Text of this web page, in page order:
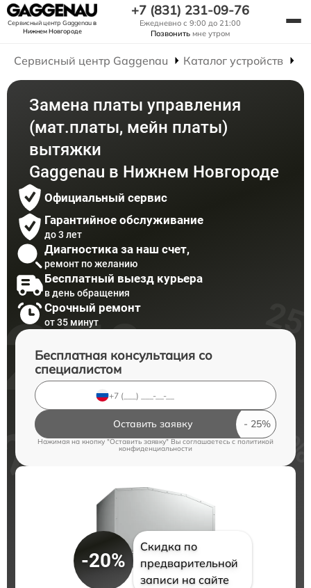
Сервисный центр Gaggenauв
Нижнем Новгороде
+7 (831) 231-09-76
Ежедневно с 9:00 до 21:00
Позвонить мне утром
Сервисный центр Gaggenau Каталог устройств
Замена платы управления
(мат.платы, мейн платы)
вытяжки
Gaggenau в Нижнем Новгороде
Официальный сервис
Гарантийное обслуживание
до 3 лет
Диагностика за наш счет,
ремонт по желанию
Бесплатный выезд курьера
в день обращения
Срочный ремонт
от 35 минут
Бесплатная консультация со
специалистом
Оставить заявку
Нажимая на кнопку "Оставить заявку" Вы соглашаетесь cполитикой
конфиденциальности
-20%
Скидка по
предварительной
записи на сайте